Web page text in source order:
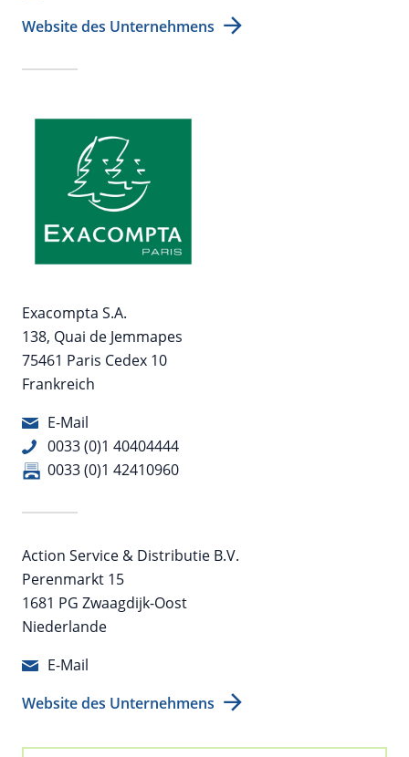
Website des Unternehmens
Exacompta S.A.
138, Quai de Jemmapes
75461 Paris Cedex 10
Frankreich
E-Mail
0033 (0)1 40404444
0033 (0)1 42410960
Action Service & Distributie B.V.
Perenmarkt 15
1681 PG Zwaagdijk-Oost
Niederlande
E-Mail
Website des Unternehmens